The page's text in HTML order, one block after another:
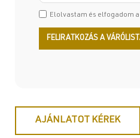
Elolvastam és elfogadom a
AJÁNLATOT KÉREK